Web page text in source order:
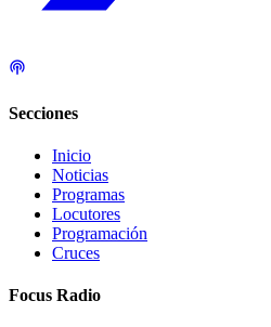
Secciones
Inicio
Noticias
Programas
Locutores
Programación
Cruces
Focus Radio